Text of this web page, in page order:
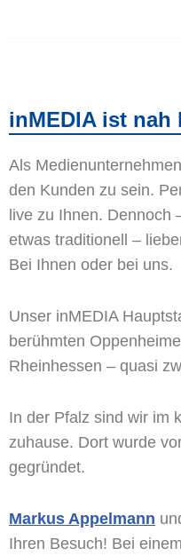
inMEDIA ist nah
Als
den Kunden zu sein.
live zu Ihnen. Dennoch
etwas traditionell –
Bei Ihnen oder bei uns.
Unser inMEDIA
berühmten
Rheinhessen – quasi
In der Pfalz sind wir im
zuhause. Dort wurde
gegründet.
Markus Appelmann
Ihren Besuch! Bei